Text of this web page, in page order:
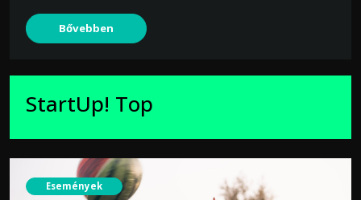
Bővebben
StartUp! Top
Események